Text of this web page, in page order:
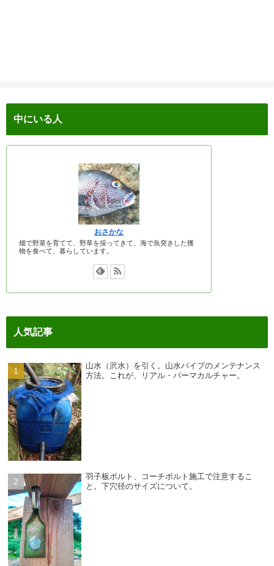
中にいる人
おさかな
畑で野菜を育てて、野草を採ってきて、海で魚突きした獲
物を食べて、暮らしています。
人気記事
山水（沢水）を引く。山水パイプのメンテナンス
方法。これが、リアル・パーマカルチャー。
羽子板ボルト、コーチボルト施工で注意するこ
と。下穴径のサイズについて。